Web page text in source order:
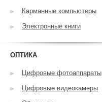
Карманные компьютеры
Электронные книги
ОПТИКА
Цифровые фотоаппараты
Цифровые видеокамеры